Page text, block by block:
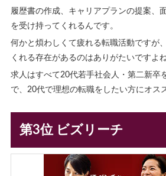
履歴書の作成、キャリアプランの提案、
を受け持ってくれるんです。
何かと煩わしくて疲れる転職活動ですが
くれる存在があるのはありがたいですよね
求人はすべて20代若手社会人・第二新卒
で、20代で理想の転職をしたい方にオス
第3位 ビズリーチ